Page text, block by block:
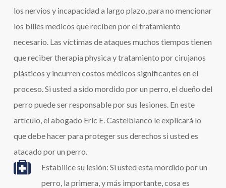
los nervios y incapacidad a largo plazo, para no mencionar
los billes medicos que reciben por el tratamiento
necesario. Las víctimas de ataques muchos tiempos tienen
que reciber therapia physica y tratamiento por cirujanos
plásticos y incurren costos médicos significantes en el
proceso. Si usted a sido mordido por un perro, el dueño del
perro puede ser responsable por sus lesiones. En este
artículo, el abogado Eric E. Castelblanco le explicará lo
que debe hacer para proteger sus derechos si usted es
atacado por un perro.
Estabilice su lesión: Si usted esta mordido por un
perro, la primera, y más importante, cosa es